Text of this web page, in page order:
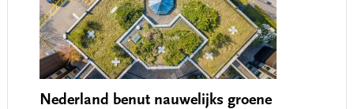
Nederland benut nauwelijks groene